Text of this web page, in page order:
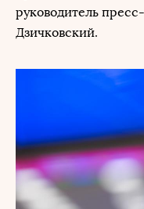
руководитель
Дзичковский.